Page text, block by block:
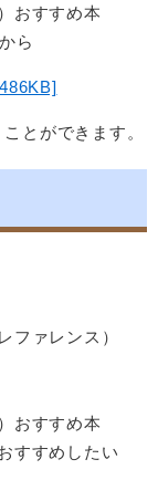
おすすめ本
ら
とができます。
ァレンス）
おすすめ本
すすめしたい